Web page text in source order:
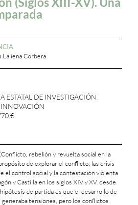
Laliena Corbera
ESTATAL DE INVESTIGACIÓN.
€
rebelión y revuelta social en la
de explorar el conflicto, las crisis
el control social y la contestación violenta
y Castilla en los siglos XIV y XV, desde
de partida es que el desarrollo de
tensiones, pero los conflictos